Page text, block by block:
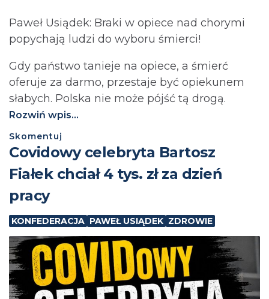
Paweł Usiądek: Braki w opiece nad chorymi
popychają ludzi do wyboru śmierci!
Gdy państwo tanieje na opiece, a śmierć
oferuje za darmo, przestaje być opiekunem
słabych. Polska nie może pójść tą drogą.⁩
Rozwiń wpis...
Skomentuj
Covidowy celebryta Bartosz
Fiałek chciał 4 tys. zł za dzień
pracy
KONFEDERACJA PAWEŁ USIĄDEK ZDROWIE